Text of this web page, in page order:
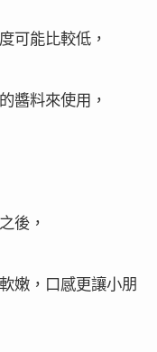
可能比較低，
醬料來使用，
後，
嫩，口感更讓小朋